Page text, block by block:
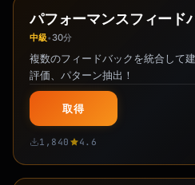
パフォーマンスフィード
中級•30分
複数のフィードバックを統合して
評価、パターン抽出！
取得
1,840 4.6